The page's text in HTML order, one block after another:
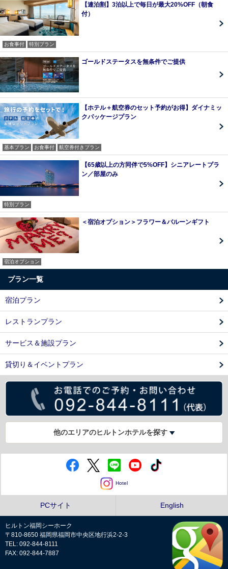
【連泊割】3泊以上で毎日が最大20%OFF（朝食
付）
お食事付 特別プラン
ゴールドステータスを無条件でご提供
【ホテル＋航空券のセット予約がお得】ダイナミッ
クパッケージプラン
基本プラン お食事付 航空券付きプラン
【65歳以上の方同伴で5%OFF】シニアレートプラ
ン／部屋のみ
特別プラン
＜宿泊オプション＞フラワー＆バルーンギフト
宿泊オプション
プラン一覧
宿泊プラン
レストランプラン
サービス＆施設プラン
貸切り＆イベントプラン
他のエリアのヒルトンホテルを探す
Hotel
PCサイト English
ヒルトン福岡シーホーク
〒810-8650 福岡県福岡市中央区地行浜2-2-3
TEL: 092-844-8111
FAX: 092-844-7887